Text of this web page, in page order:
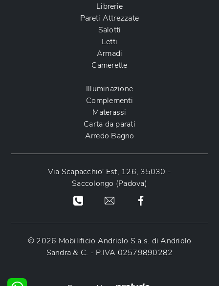
Librerie
Pareti Attrezzate
Salotti
Letti
Armadi
Camerette
Illuminazione
Complementi
Materassi
Carta da parati
Arredo Bagno
Via Scapacchio' Est, 126, 35030 -
Saccolongo (Padova)
© 2026 Mobilificio Andriolo S.a.s. di Andriolo
Sandra & C. - P.IVA 02579890282